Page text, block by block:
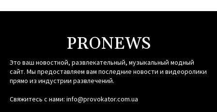
PRONEWS
Это ваш новостной, развлекательный, музыкальный модный
сайт. Мы предоставляем вам последние новости и видеоролики
прямо из индустрии развлечений.
Свяжитесь с нами: info@provokator.com.ua